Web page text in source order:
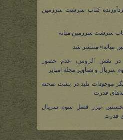
کتاب سرشت سرزمین
سرشت سرزمین میانه
میانه» منتشر شد
در نقش الروس، عدم حضور
و تصاویر مجله امپایر
موجودات پلید در پشت صحنه
قدرت
تیزر فصل سوم سریال
قدرت